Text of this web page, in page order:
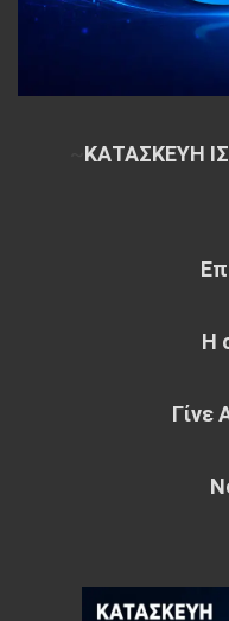
ΚΑΤΑΣΚΕΥΗ
Η
Γίνε